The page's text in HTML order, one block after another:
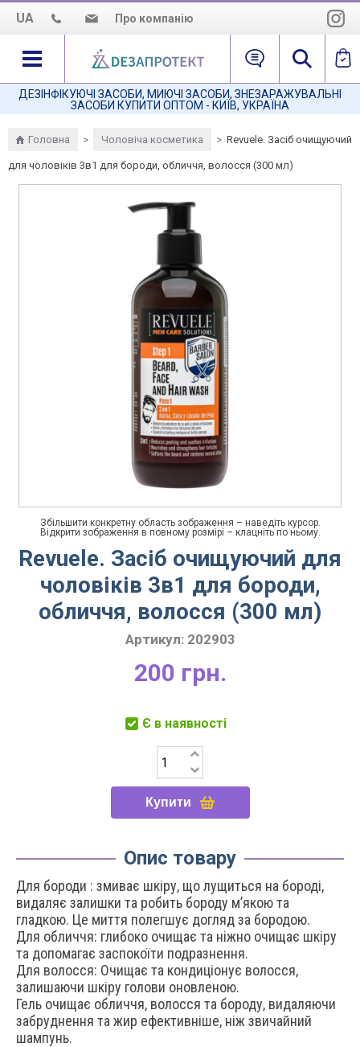
UA Про компанію
Про нас
Наша місія
ДЕЗІНФІКУЮЧІ ЗАСОБИ, МИЮЧІ ЗАСОБИ, ЗНЕЗАРАЖУВАЛЬНІ
ЗАСОБИ КУПИТИ ОПТОМ - КИЇВ, УКРАЇНА
Головна > Чоловіча косметика > Revuele. Засіб очищуючий
для чоловіків 3в1 для бороди, обличчя, волосся (300 мл)
Збільшити конкретну область зображення – наведіть курсор.
Відкрити зображення в повному розмірі – клацніть по ньому.
Revuele. Засіб очищуючий для
чоловіків 3в1 для бороди,
обличчя, волосся (300 мл)
Артикул: 202903
200 грн.
Є в наявності
Купити
Опис товару
Для бороди : змиває шкіру, що лущиться на бороді,
видаляє залишки та робить бороду м’якою та
гладкою. Це миття полегшує догляд за бородою.
Для обличчя: глибоко очищає та ніжно очищає шкіру
та допомагає заспокоїти подразнення.
Для волосся: Очищає та кондиціонує волосся,
залишаючи шкіру голови оновленою.
Гель очищає обличчя, волосся та бороду, видаляючи
забруднення та жир ефективніше, ніж звичайний
шампунь.